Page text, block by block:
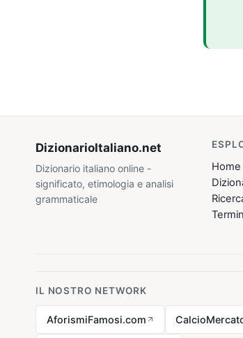
DizionarioItaliano.net
Dizionario italiano online -
significato, etimologia e analisi
grammaticale
Home
IL NOSTRO NETWORK
AforismiFamosi.com